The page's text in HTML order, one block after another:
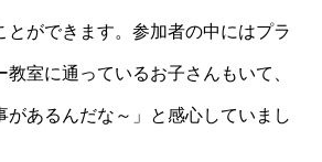
とができます。参加者の中にはプラ
室に通っているお子さんもいて、
があるんだな～」と感心していまし